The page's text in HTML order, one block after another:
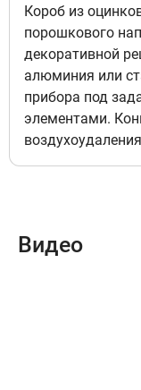
68 880
решетка
-сосна
Короб из
порошкового
декоративной
алюминия или
прибора под
элементами.
Видео